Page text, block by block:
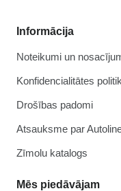
Informācija
Noteikumi un
Konfidencialitātes
Drošības padomi
Atsauksme par
Zīmolu katalogs
Mēs piedāvājam